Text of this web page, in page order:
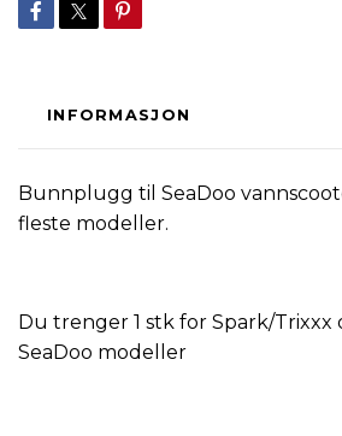
INFORMASJON
Bunnplugg til SeaDoo
fleste modeller.
Du trenger 1 stk for Spark/Trixxx
SeaDoo modeller